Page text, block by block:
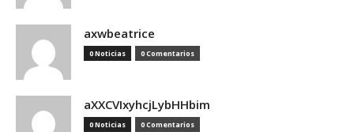
axwbeatrice
0 Noticias 0 Comentarios
aXXCVIxyhcjLybHHbim
0 Noticias 0 Comentarios